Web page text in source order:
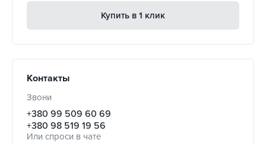
Купить в 1 клик
Контакты
Звони
+380 99 509 60 69
+380 98 519 19 56
Или спроси в чате